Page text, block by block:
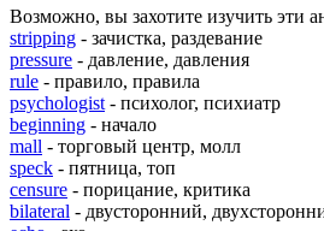
Возможно, вы захотите изучить эти
stripping - зачистка, раздевание
pressure - давление, давления
rule - правило, правила
psychologist - психолог, психиатр
beginning - начало
mall - торговый центр, молл
speck - пятница, топ
censure - порицание, критика
bilateral - двусторонний,